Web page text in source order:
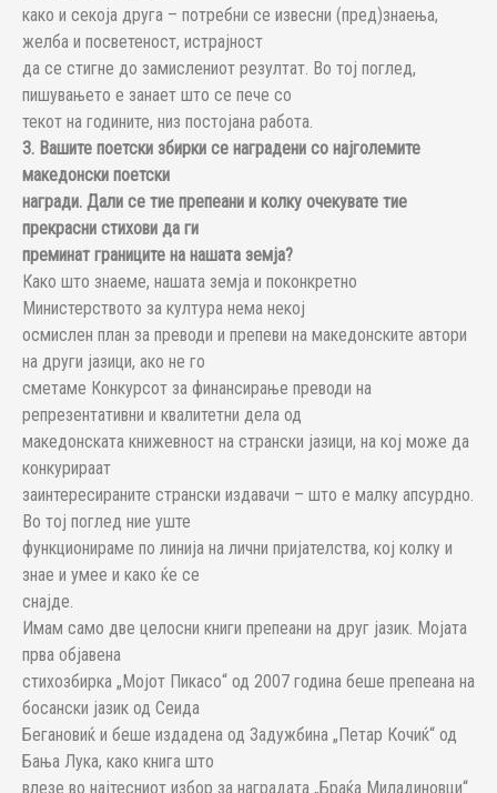
како и секоја друга – потребни се извесни (пред)знаења,
желба и посветеност, истрајност
да се стигне до замислениот резултат. Во тој поглед,
пишувањето е занает што се пече со
текот на годините, низ постојана работа.
3. Вашите поетски збирки се наградени со најголемите
македонски поетски
награди. Дали се тие препеани и колку очекувате тие
прекрасни стихови да ги
преминат границите на нашата земја?
Како што знаеме, нашата земја и поконкретно
Министерството за култура нема некој
осмислен план за преводи и препеви на македонските автори
на други јазици, ако не го
сметаме Конкурсот за финансирање преводи на
репрезентативни и квалитетни дела од
македонската книжевност на странски јазици, на кој може да
конкурираат
заинтересираните странски издавачи – што е малку апсурдно.
Во тој поглед ние уште
функционираме по линија на лични пријателства, кој колку и
знае и умее и како ќе се
снајде.
Имам само две целосни книги препеани на друг јазик. Мојата
прва објавена
стихозбирка „Мојот Пикасо“ од 2007 година беше препеана на
босански јазик од Сеида
Бегановиќ и беше издадена од Задужбина „Петар Кочиќ“ од
Бања Лука, како книга што
влезе во најтесниот избор за наградата „Браќа Миладиновци“